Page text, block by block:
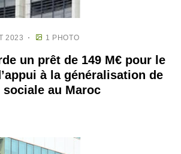
2023 1 PHOTO
un prêt de 149 M€ pour le
à la généralisation de
sociale au Maroc